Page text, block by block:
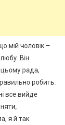
мій чоловік –
Він
цьому рада,
робить.
все вийде
я й так